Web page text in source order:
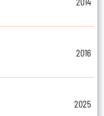
2016
2025